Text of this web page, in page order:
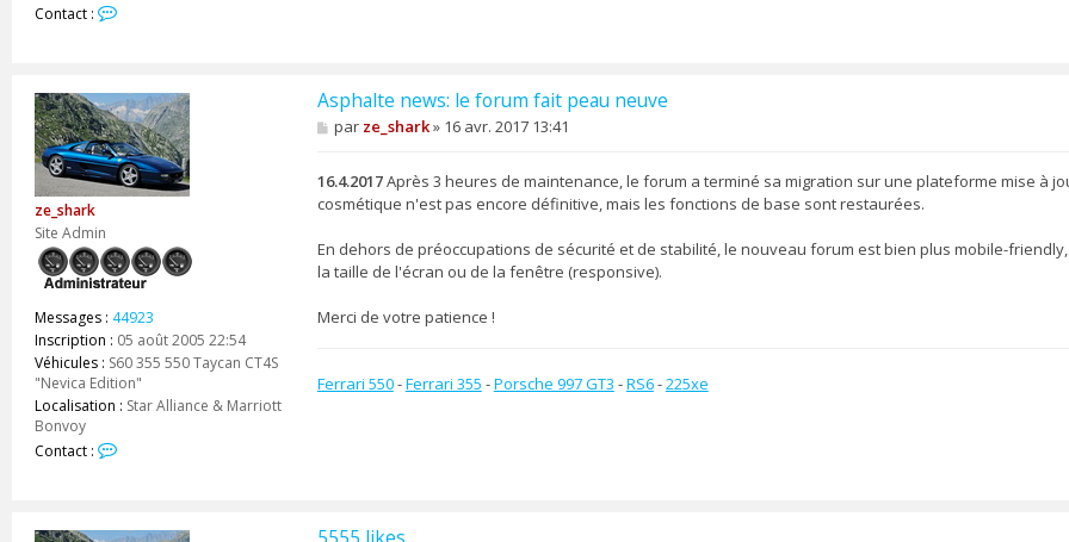
Contact :
a
c
t
e
r
z
s
h
a
r
k
ze_shark
Site Admin
Messages : 44923
Inscription : 05 août 2005 22:54
Véhicules : S60 355 550 Taycan CT4S
"Nevica Edition"
Localisation : Star Alliance & Marriott
Bonvoy
Contact :
a
Asphalte news: le forum fait peau neuve
M
e
s
a
g
par ze_shark» 16 avr. 2017 13:41
16.4.2017Après 3 heures de maintenance, le forum a terminé sa migration sur une plateforme mise à
cosmétique n'est pas encore définitive, mais les fonctions de base sont restaurées.
En dehors de préoccupations de sécurité et de stabilité, le nouveau forum est bien plus mobile-
la taille de l'écran ou de la fenêtre (responsive).
Merci de votre patience !
Ferrari 550-Ferrari 355 -Porsche 997 GT3 -RS6-225xe